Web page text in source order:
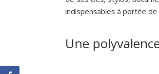
indispensables à portée de
Une